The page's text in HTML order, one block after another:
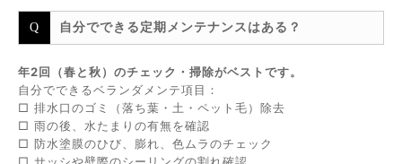
自分でできる定期メンテナンスはある？
年2回（春と秋）のチェック・掃除がベストです。
自分でできるベランダメンテ項目：
□ 排水口のゴミ（落ち葉・土・ペット毛）除去
□ 雨の後、水たまりの有無を確認
□ 防水塗膜のひび、膨れ、色ムラのチェック